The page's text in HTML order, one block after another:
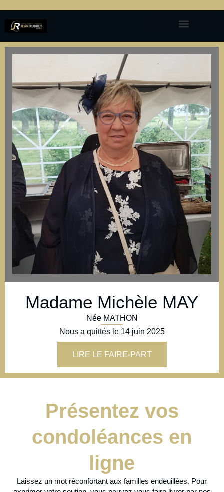
Madame Michèle MAY
Née MATHON
Nous a quittés le 14 juin 2025
LIRE LE FAIRE-PART
Présentez vos
condoléances en
ligne
Laissez un mot réconfortant aux familles endeuillées. Pour